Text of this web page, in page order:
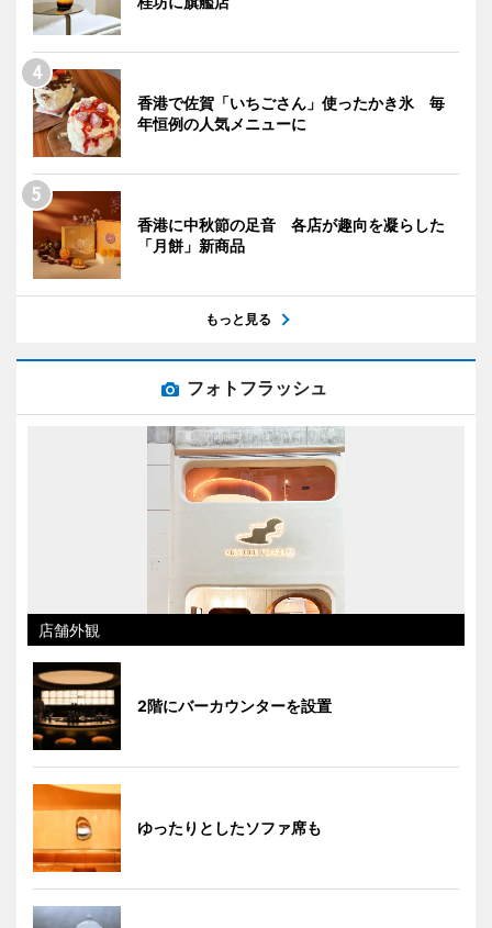
香港で佐賀「いちごさん」使ったかき氷 毎
年恒例の人気メニューに
香港に中秋節の足音 各店が趣向を凝らした
「月餅」新商品
もっと見る
フォトフラッシュ
店舗外観
2階にバーカウンターを設置
ゆったりとしたソファ席も